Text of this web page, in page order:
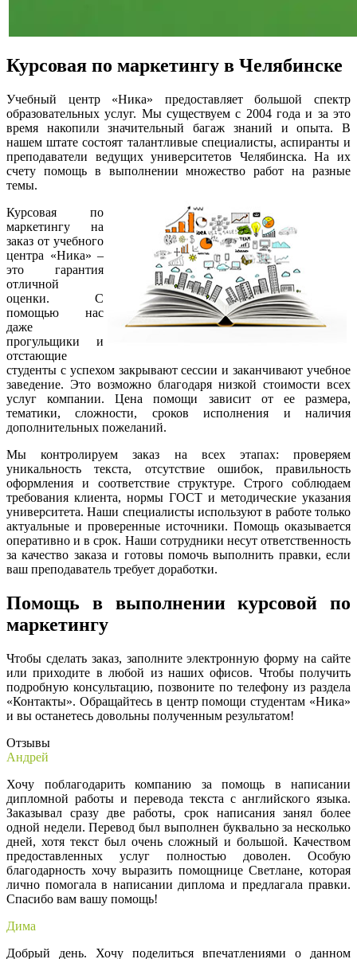
Курсовая по маркетингу в Челябинске
Учебный центр «Ника» предоставляет большой спектр
образовательных услуг. Мы существуем с 2004 года и за это
время накопили значительный багаж знаний и опыта. В
нашем штате состоят талантливые специалисты, аспиранты и
преподаватели ведущих университетов Челябинска. На их
счету помощь в выполнении множество работ на разные
темы.
Курсовая по
маркетингу на
заказ от учебного
центра «Ника» –
это гарантия
отличной
оценки. С
помощью нас
даже
прогульщики и
отстающие
студенты с успехом закрывают сессии и заканчивают учебное
заведение. Это возможно благодаря низкой стоимости всех
услуг компании. Цена помощи зависит от ее размера,
тематики, сложности, сроков исполнения и наличия
дополнительных пожеланий.
Мы контролируем заказ на всех этапах: проверяем
уникальность текста, отсутствие ошибок, правильность
оформления и соответствие структуре. Строго соблюдаем
требования клиента, нормы ГОСТ и методические указания
университета. Наши специалисты используют в работе только
актуальные и проверенные источники. Помощь оказывается
оперативно и в срок. Наши сотрудники несут ответственность
за качество заказа и готовы помочь выполнить правки, если
ваш преподаватель требует доработки.
Помощь в выполнении курсовой по
маркетингу
Чтобы сделать заказ, заполните электронную форму на сайте
или приходите в любой из наших офисов. Чтобы получить
подробную консультацию, позвоните по телефону из раздела
«Контакты». Обращайтесь в центр помощи студентам «Ника»
и вы останетесь довольны полученным результатом!
Отзывы
Андрей
Хочу поблагодарить компанию за помощь в написании
дипломной работы и перевода текста с английского языка.
Заказывал сразу две работы, срок написания занял более
одной недели. Перевод был выполнен буквально за несколько
дней, хотя текст был очень сложный и большой. Качеством
предоставленных услуг полностью доволен. Особую
благодарность хочу выразить помощнице Светлане, которая
лично помогала в написании диплома и предлагала правки.
Спасибо вам вашу помощь!
Дима
Добрый день. Хочу поделиться впечатлениями о данном